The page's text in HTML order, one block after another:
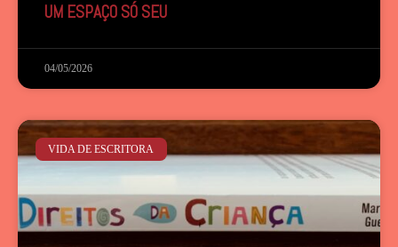
UM ESPAÇO SÓ SEU
04/05/2026
VIDA DE ESCRITORA